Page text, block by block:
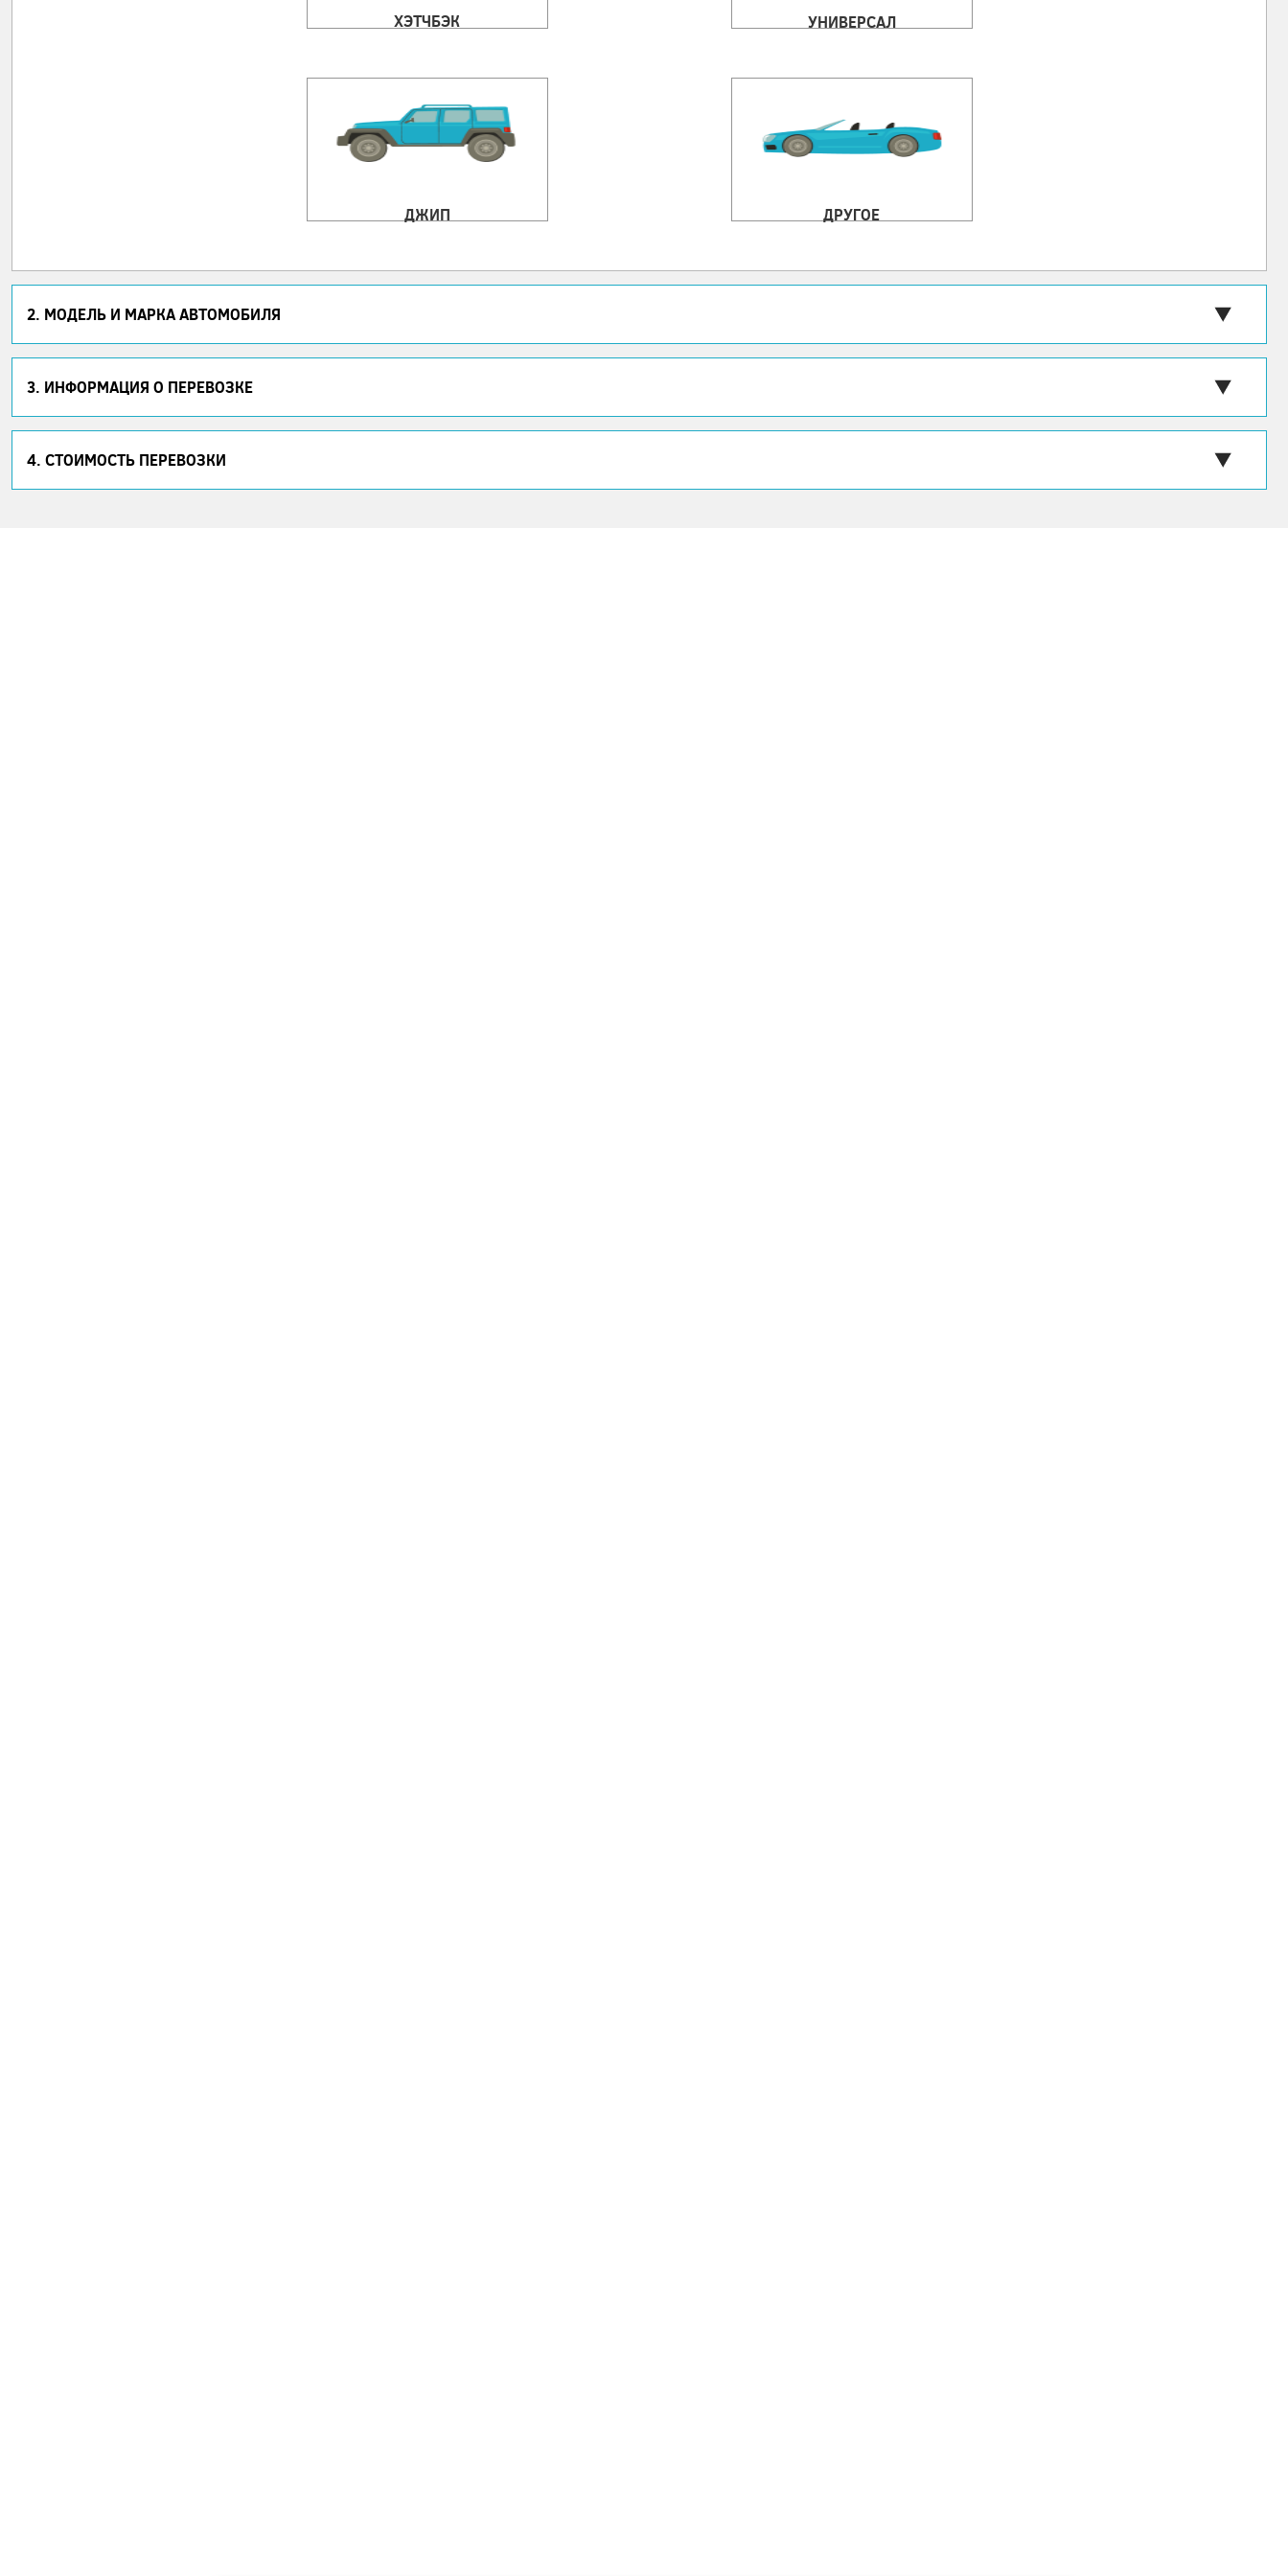
ХЭТЧБЭК УНИВЕРСАЛ
ДЖИП ДРУГОЕ
2. МОДЕЛЬ И МАРКА АВТОМОБИЛЯ
3. ИНФОРМАЦИЯ О ПЕРЕВОЗКЕ
4. СТОИМОСТЬ ПЕРЕВОЗКИ